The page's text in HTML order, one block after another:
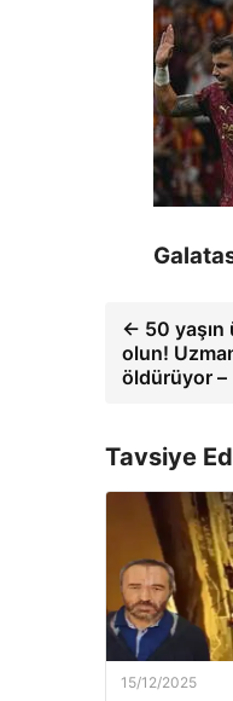
← 50 yaşın
olun!
öldürüyor –
Tavsiye
15/12/2025